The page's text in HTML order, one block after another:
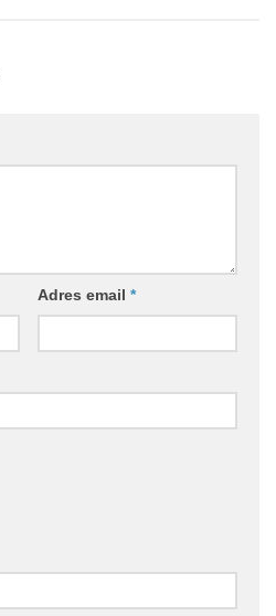
Adres email *